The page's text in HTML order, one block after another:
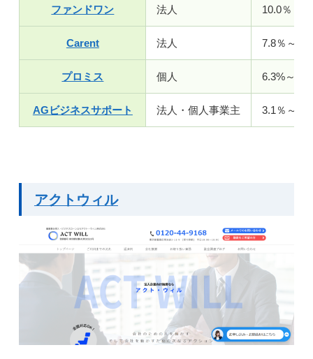
ファンドワン 法人 10.0％～
Carent 法人 7.8％～15
プロミス 個人 6.3%～
AGビジネスサポート 法人・個人事業主 3.1％～18
アクトウィル